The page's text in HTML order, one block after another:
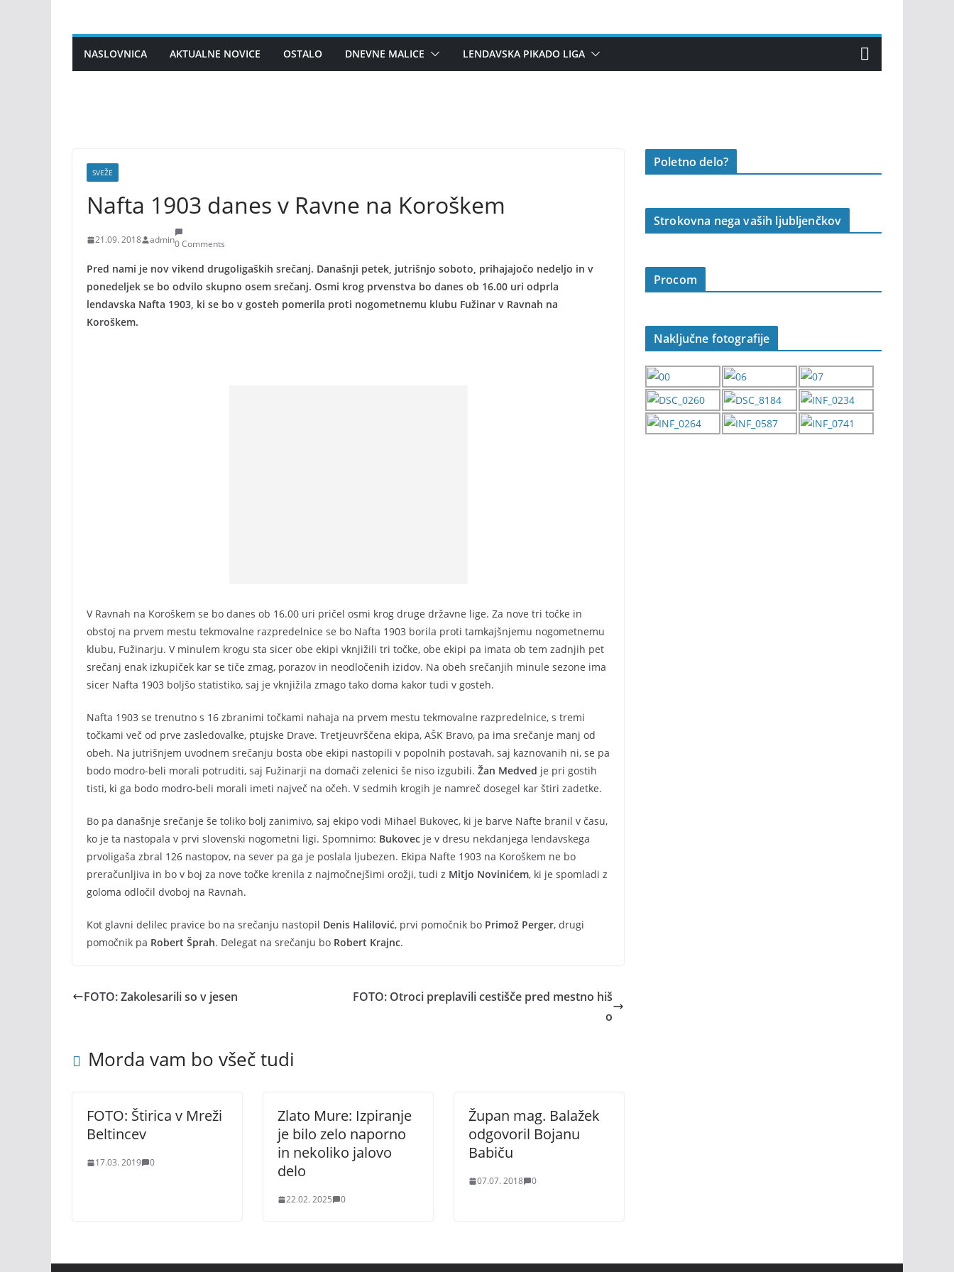
contentNASLOVNICA AKTUALNE NOVICE OSTALO DNEVNE MALICE LENDAVSKA PIKADO LIGA
SVEŽE
Nafta 1903 danes v Ravne na Koroškem
21.09. 2018 admin0 Comments
Pred nami je nov vikend drugoligaških srečanj. Današnji petek, jutrišnjo soboto, prihajajočo nedeljo in v
ponedeljek se bo odvilo skupno osem srečanj. Osmi krog prvenstva bo danes ob 16.00 uri odprla
lendavska Nafta 1903, ki se bo v gosteh pomerila proti nogometnemu klubu Fužinar v Ravnah na
Koroškem.
V Ravnah na Koroškem se bo danes ob 16.00 uri pričel osmi krog druge državne lige. Za nove tri točke in
obstoj na prvem mestu tekmovalne razpredelnice se bo Nafta 1903 borila proti tamkajšnjemu nogometnemu
klubu, Fužinarju. V minulem krogu sta sicer obe ekipi vknjižili tri točke, obe ekipi pa imata ob tem zadnjih pet
srečanj enak izkupiček kar se tiče zmag, porazov in neodločenih izidov. Na obeh srečanjih minule sezone ima
sicer Nafta 1903 boljšo statistiko, saj je vknjižila zmago tako doma kakor tudi v gosteh.
Nafta 1903 se trenutno s 16 zbranimi točkami nahaja na prvem mestu tekmovalne razpredelnice, s tremi
točkami več od prve zasledovalke, ptujske Drave. Tretjeuvrščena ekipa, AŠK Bravo, pa ima srečanje manj od
obeh. Na jutrišnjem uvodnem srečanju bosta obe ekipi nastopili v popolnih postavah, saj kaznovanih ni, se pa
bodo modro-beli morali potruditi, saj Fužinarji na domači zelenici še niso izgubili. Žan Medved je pri gostih
tisti, ki ga bodo modro-beli morali imeti največ na očeh. V sedmih krogih je namreč dosegel kar štiri zadetke.
Bo pa današnje srečanje še toliko bolj zanimivo, saj ekipo vodi Mihael Bukovec, ki je barve Nafte branil v času,
ko je ta nastopala v prvi slovenski nogometni ligi. Spomnimo: Bukovec je v dresu nekdanjega lendavskega
prvoligaša zbral 126 nastopov, na sever pa ga je poslala ljubezen. Ekipa Nafte 1903 na Koroškem ne bo
preračunljiva in bo v boj za nove točke krenila z najmočnejšimi orožji, tudi z Mitjo Novinićem, ki je spomladi z
goloma odločil dvoboj na Ravnah.
Kot glavni delilec pravice bo na srečanju nastopil Denis Halilović, prvi pomočnik bo Primož Perger, drugi
pomočnik pa Robert Šprah. Delegat na srečanju bo Robert Krajnc.
FOTO: Zakolesarili so v jesen
FOTO: Otroci preplavili cestišče pred mestno hiš
o
Morda vam bo všeč tudi
FOTO: Štirica v Mreži
Beltincev
17.03. 2019 0
Zlato Mure: Izpiranje
je bilo zelo naporno
in nekoliko jalovo
delo
22.02. 2025 0
Župan mag. Balažek
odgovoril Bojanu
Babiču
07.07. 2018 0
Poletno delo?
Strokovna nega vaših ljubljenčkov
Procom
Naključne fotografije